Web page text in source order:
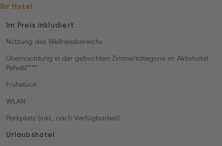
Ihr Hotel
Im Preis inkludiert
Nutzung des Wellnessbereichs
Übernachtung in der gebuchten Zimmerkategorie im Aktivhotel
Pehab****
Frühstück
WLAN
Parkplatz (inkl., nach Verfügbarkeit)
Urlaubshotel